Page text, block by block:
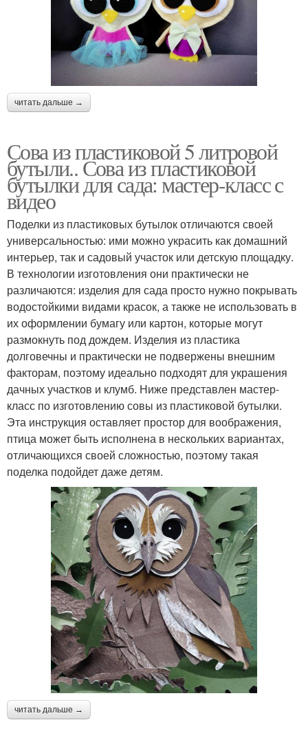
читать дальше →
Сова из пластиковой 5 литровой
бутыли.. Сова из пластиковой
бутылки для сада: мастер-класс с
видео
Поделки из пластиковых бутылок отличаются своей
универсальностью: ими можно украсить как домашний
интерьер, так и садовый участок или детскую площадку.
В технологии изготовления они практически не
различаются: изделия для сада просто нужно покрывать
водостойкими видами красок, а также не использовать в
их оформлении бумагу или картон, которые могут
размокнуть под дождем. Изделия из пластика
долговечны и практически не подвержены внешним
факторам, поэтому идеально подходят для украшения
дачных участков и клумб. Ниже представлен мастер-
класс по изготовлению совы из пластиковой бутылки.
Эта инструкция оставляет простор для воображения,
птица может быть исполнена в нескольких вариантах,
отличающихся своей сложностью, поэтому такая
поделка подойдет даже детям.
читать дальше →